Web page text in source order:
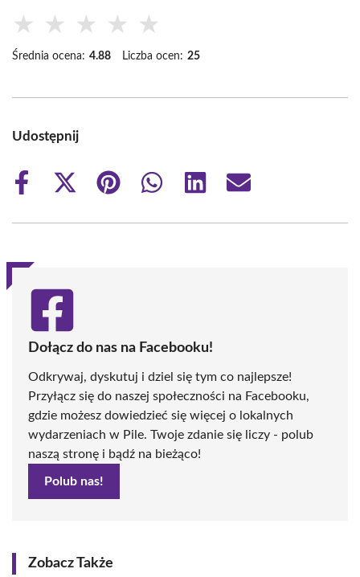
★ ★ ★ ★ ★
Średnia ocena: 4.88 Liczba ocen: 25
Udostępnij
Share
Share
(Twitter)
Share
Share
Share
Share
Dołącz do nas na Facebooku!
Odkrywaj, dyskutuj i dziel się tym co najlepsze!
Przyłącz się do naszej społeczności na Facebooku,
gdzie możesz dowiedzieć się więcej o lokalnych
wydarzeniach w Pile. Twoje zdanie się liczy - polub
naszą stronę i bądź na bieżąco!
Polub nas!
Zobacz Także